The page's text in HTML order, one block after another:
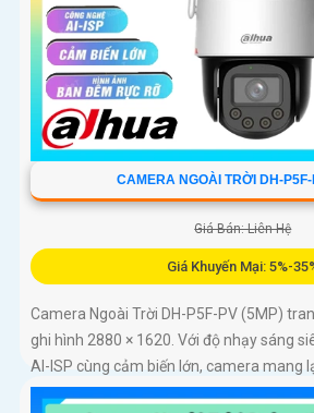
CAMERA NGOÀI TRỜI DH-
Giá Bán: Liên Hệ
Giá Khuyến Mại: 5%-
Camera Ngoài Trời DH-P5F-PV (5MP)
ghi hình 2880 × 1620. Với độ nhạy sáng
AI-ISP cùng cảm biến lớn, camera mang
cả ngày lẫn đêm